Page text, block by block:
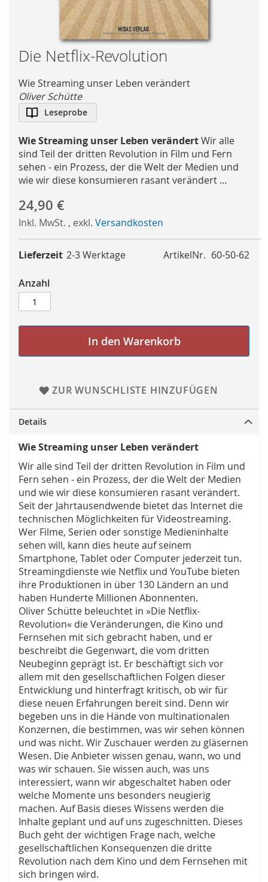
Skip
to
the
beginning
of
the
gallery
Die Netﬂix-Revolution
Wie Streaming unser Leben verändert
Oliver Schütte
Leseprobe
Wie Streaming unser Leben verändertWir alle
sind Teil der dritten Revolution in Film und Fern
sehen - ein Prozess, der die Welt der Medien und
wie wir diese konsumieren rasant verändert ...
24,90 €
Inkl. MwSt. , exkl. Versandkosten
ArtikelNr. 60-50-62
Lieferzeit 2-3 Werktage
Anzahl
In den Warenkorb
ZUR WUNSCHLISTE HINZUFÜGEN
Details
Wie Streaming unser Leben verändert
Wir alle sind Teil der dritten Revolution in Film und
Fern sehen - ein Prozess, der die Welt der Medien
und wie wir diese konsumieren rasant verändert.
Seit der Jahrtausendwende bietet das Internet die
technischen Möglichkeiten für Videostreaming.
Wer Filme, Serien oder sonstige Medieninhalte
sehen will, kann dies heute auf seinem
Smartphone, Tablet oder Computer jederzeit tun.
Streamingdienste wie Netflix und YouTube bieten
ihre Produktionen in über 130 Ländern an und
haben Hunderte Millionen Abonnenten.
Oliver Schütte beleuchtet in »Die Netflix-
Revolution« die Veränderungen, die Kino und
Fernsehen mit sich gebracht haben, und er
beschreibt die Gegenwart, die vom dritten
Neubeginn geprägt ist. Er beschäftigt sich vor
allem mit den gesellschaftlichen Folgen dieser
Entwicklung und hinterfragt kritisch, ob wir für
diese neuen Erfahrungen bereit sind. Denn wir
begeben uns in die Hände von multinationalen
Konzernen, die bestimmen, was wir sehen können
und was nicht. Wir Zuschauer werden zu gläsernen
Wesen. Die Anbieter wissen genau, wann, wo und
was wir schauen. Sie wissen auch, was uns
interessiert, wann wir abgeschaltet haben oder
welche Momente uns besonders neugierig
machen. Auf Basis dieses Wissens werden die
Inhalte geplant und auf uns zugeschnitten. Dieses
Buch geht der wichtigen Frage nach, welche
gesellschaftlichen Konsequenzen die dritte
Revolution nach dem Kino und dem Fernsehen mit
sich bringen wird.